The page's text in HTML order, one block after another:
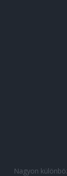
Nagyon